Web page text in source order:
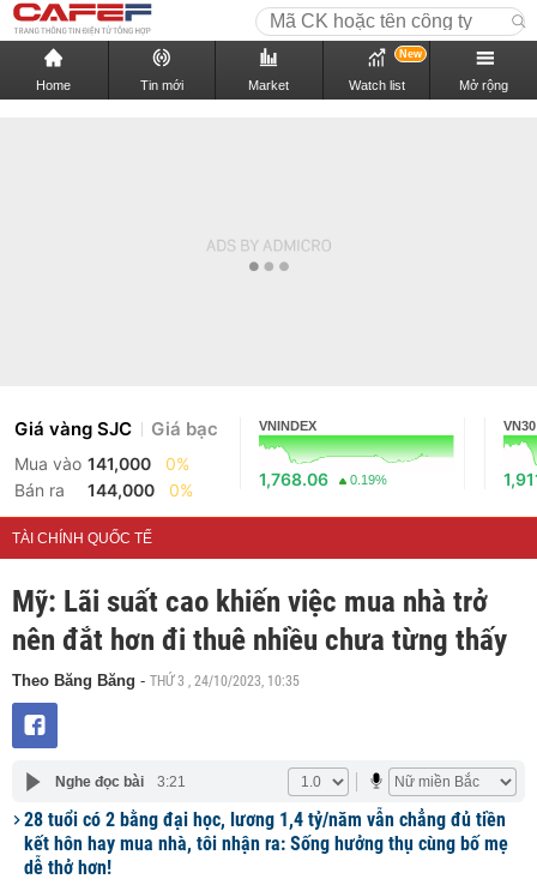
Home Tin mới Market Watch list
New
Mở rộng
Giá vàng SJC Giá bạc
Mua vào 141,000
0%
Bán ra
144,000 0%
VNINDEX
1,768.06 0.19%
VN30
TÀI CHÍNH QUỐC TẾ
Mỹ: Lãi suất cao khiến việc mua nhà trở
nên đắt hơn đi thuê nhiều chưa từng thấy
Theo Băng Băng - THỨ 3 , 24/10/2023, 10:35
Nghe đọc bài 3:21
28 tuổi có 2 bằng đại học, lương 1,4 tỷ/năm vẫn chẳng đủ tiền
kết hôn hay mua nhà, tôi nhận ra: Sống hưởng thụ cùng bố mẹ
dễ thở hơn!